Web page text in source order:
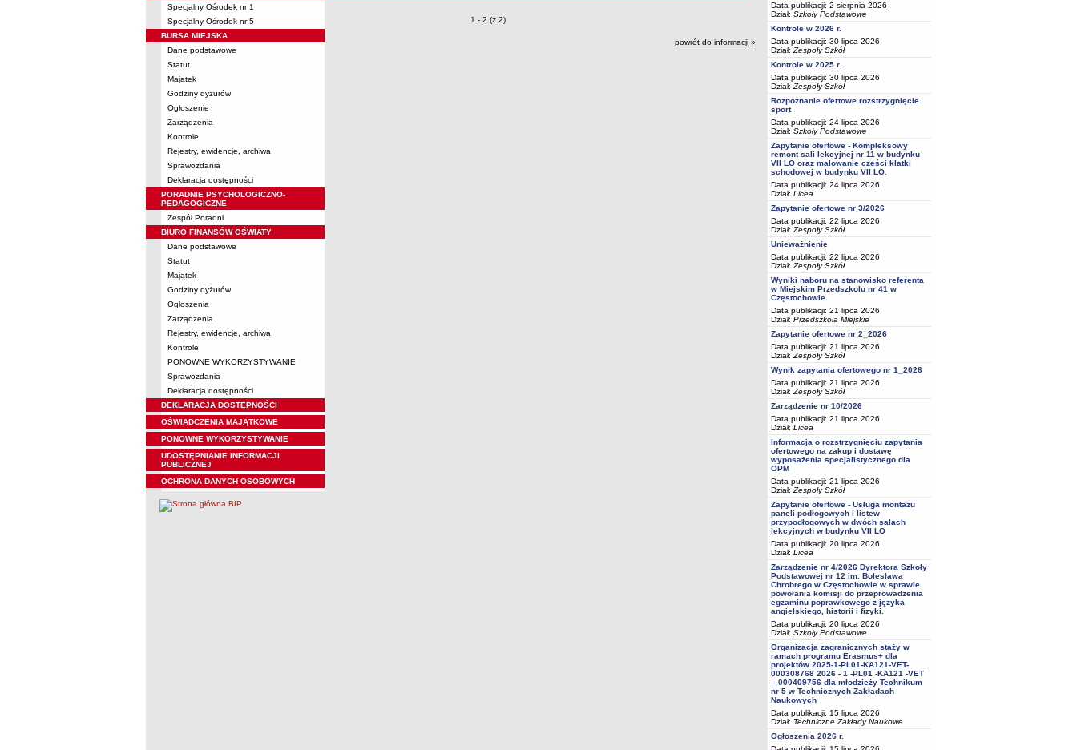
Specjalny Ośrodek nr 1
Specjalny Ośrodek nr 5
BURSA MIEJSKA
Dane podstawowe
Statut
Majątek
Godziny dyżurów
Ogłoszenie
Zarządzenia
Kontrole
Rejestry, ewidencje, archiwa
Sprawozdania
Deklaracja dostępności
PORADNIE PSYCHOLOGICZNO-
PEDAGOGICZNE
Zespół Poradni
BIURO FINANSÓW OŚWIATY
Dane podstawowe
Statut
Majątek
Godziny dyżurów
Ogłoszenia
Zarządzenia
Rejestry, ewidencje, archiwa
Kontrole
PONOWNE WYKORZYSTYWANIE
Sprawozdania
Deklaracja dostępności
DEKLARACJA DOSTĘPNOŚCI
OŚWIADCZENIA MAJĄTKOWE
PONOWNE WYKORZYSTYWANIE
UDOSTĘPNIANIE INFORMACJI
PUBLICZNEJ
OCHRONA DANYCH OSOBOWYCH
Zmiany o pozycjach
1 - 2 (z 2)
powrót do informacji »
Data publikacji: 2 sierpnia 2026
Dział: Szkoły Podstawowe
Kontrole w 2026 r.
Data publikacji: 30 lipca 2026
Dział: Zespoły Szkół
Kontrole w 2025 r.
Data publikacji: 30 lipca 2026
Dział: Zespoły Szkół
Rozpoznanie ofertowe rozstrzygnięcie
sport
Data publikacji: 24 lipca 2026
Dział: Szkoły Podstawowe
Zapytanie ofertowe - Kompleksowy
remont sali lekcyjnej nr 11 w budynku
VII LO oraz malowanie części klatki
schodowej w budynku VII LO.
Data publikacji: 24 lipca 2026
Dział: Licea
Zapytanie ofertowe nr 3/2026
Data publikacji: 22 lipca 2026
Dział: Zespoły Szkół
Unieważnienie
Data publikacji: 22 lipca 2026
Dział: Zespoły Szkół
Wyniki naboru na stanowisko referenta
w Miejskim Przedszkolu nr 41 w
Częstochowie
Data publikacji: 21 lipca 2026
Dział: Przedszkola Miejskie
Zapytanie ofertowe nr 2_2026
Data publikacji: 21 lipca 2026
Dział: Zespoły Szkół
Wynik zapytania ofertowego nr 1_2026
Data publikacji: 21 lipca 2026
Dział: Zespoły Szkół
Zarządzenie nr 10/2026
Data publikacji: 21 lipca 2026
Dział: Licea
Informacja o rozstrzygnięciu zapytania
ofertowego na zakup i dostawę
wyposażenia specjalistycznego dla
OPM
Data publikacji: 21 lipca 2026
Dział: Zespoły Szkół
Zapytanie ofertowe - Usługa montażu
paneli podłogowych i listew
przypodłogowych w dwóch salach
lekcyjnych w budynku VII LO
Data publikacji: 20 lipca 2026
Dział: Licea
Zarządzenie nr 4/2026 Dyrektora Szkoły
Podstawowej nr 12 im. Bolesława
Chrobrego w Częstochowie w sprawie
powołania komisji do przeprowadzenia
egzaminu poprawkowego z języka
angielskiego, historii i fizyki.
Data publikacji: 20 lipca 2026
Dział: Szkoły Podstawowe
Organizacja zagranicznych staży w
ramach programu Erasmus+ dla
projektów 2025-1-PL01-KA121-VET-
000308768 2026 - 1 -PL01 -KA121 -VET
– 000409756 dla młodzieży Technikum
nr 5 w Technicznych Zakładach
Naukowych
Data publikacji: 15 lipca 2026
Dział: Techniczne Zakłady Naukowe
Ogłoszenia 2026 r.